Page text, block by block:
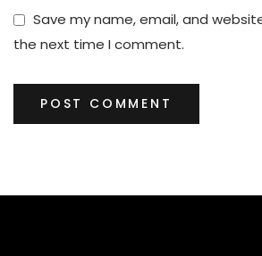
Save my name, email, and
the next time I comment.